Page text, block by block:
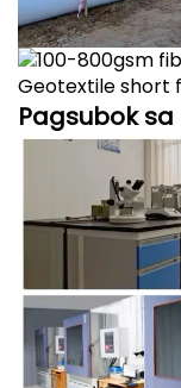
Pagsubok